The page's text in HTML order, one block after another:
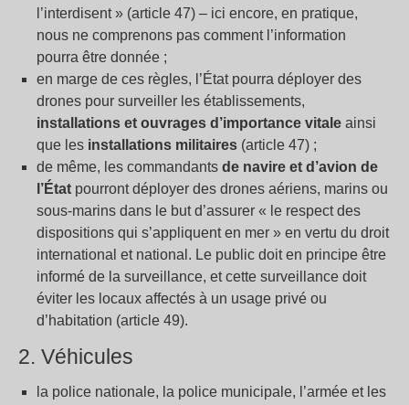
l’interdisent » (article 47) – ici encore, en pratique,
nous ne comprenons pas comment l’information
pourra être donnée ;
en marge de ces règles, l’État pourra déployer des
drones pour surveiller les établissements,
installations et ouvrages d’importance vitale ainsi
que les installations militaires (article 47) ;
de même, les commandants de navire et d’avion de
l’État pourront déployer des drones aériens, marins ou
sous-marins dans le but d’assurer « le respect des
dispositions qui s’appliquent en mer » en vertu du droit
international et national. Le public doit en principe être
informé de la surveillance, et cette surveillance doit
éviter les locaux affectés à un usage privé ou
d’habitation (article 49).
2. Véhicules
la police nationale, la police municipale, l’armée et les